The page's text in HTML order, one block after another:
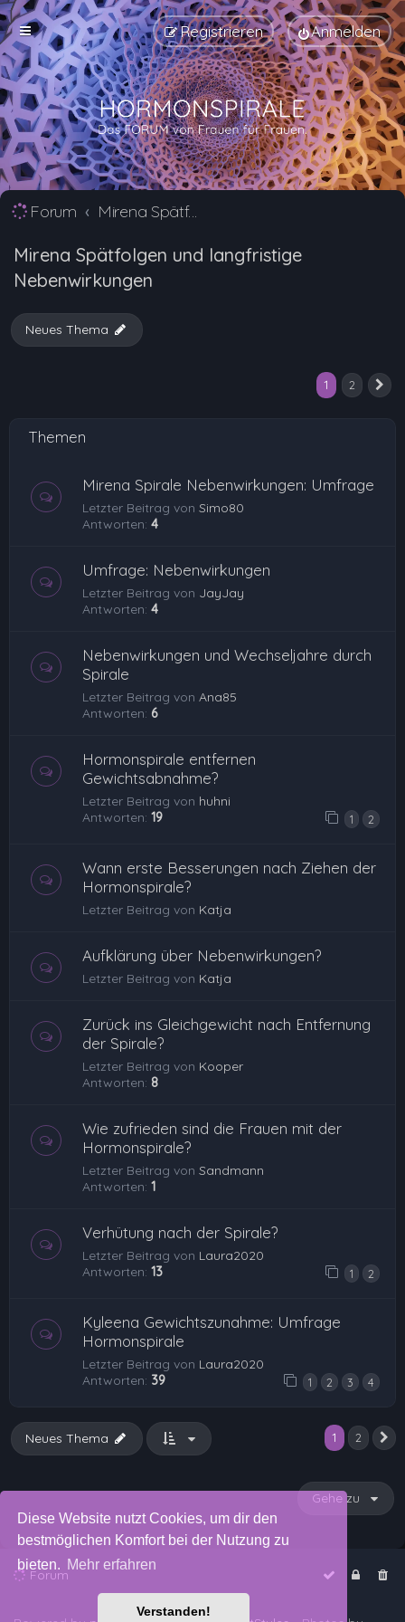
Diese Website nutzt Cookies, um dir den
bestmöglichen Komfort bei der Nutzung zu
bieten. Mehr erfahren
Verstanden!
Anmelden
Registrieren
Forum Mirena Spätfolgen und langfristige Nebenwirkungen
Mirena Spätfolgen und langfristige
Nebenwirkungen
Neues Thema
1 2
Themen
Mirena Spirale Nebenwirkungen: Umfrage
Letzter Beitrag von Simo80
Antworten: 4
Umfrage: Nebenwirkungen
Letzter Beitrag von JayJay
Antworten: 4
Nebenwirkungen und Wechseljahre durch
Spirale
Letzter Beitrag von Ana85
Antworten: 6
Hormonspirale entfernen
Gewichtsabnahme?
Letzter Beitrag von huhni
Antworten: 19 1 2
Wann erste Besserungen nach Ziehen der
Hormonspirale?
Letzter Beitrag von Katja
Aufklärung über Nebenwirkungen?
Letzter Beitrag von Katja
Zurück ins Gleichgewicht nach Entfernung
der Spirale?
Letzter Beitrag von Kooper
Antworten: 8
Wie zufrieden sind die Frauen mit der
Hormonspirale?
Letzter Beitrag von Sandmann
Antworten: 1
Verhütung nach der Spirale?
Letzter Beitrag von Laura2020
Antworten: 13 1 2
Kyleena Gewichtszunahme: Umfrage
Hormonspirale
Letzter Beitrag von Laura2020
Antworten: 39 1 2 3 4
1 2
Neues Thema
Gehe zu
Forum